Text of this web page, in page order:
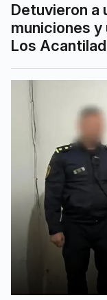
Detuvieron a
municiones y
Los